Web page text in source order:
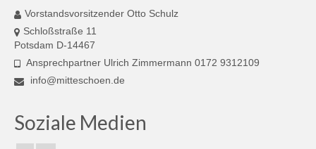
Vorstandsvorsitzender Otto Schulz
Schloßstraße 11
Potsdam D-14467
Ansprechpartner Ulrich Zimmermann 0172 9312109
info@mitteschoen.de
Soziale Medien